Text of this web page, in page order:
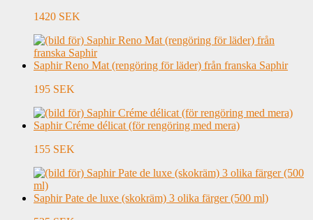
1420 SEK
Saphir Reno Mat (rengöring för läder) från franska Saphir
195 SEK
Saphir Créme délicat (för rengöring med mera)
155 SEK
Saphir Pate de luxe (skokräm) 3 olika färger (500 ml)